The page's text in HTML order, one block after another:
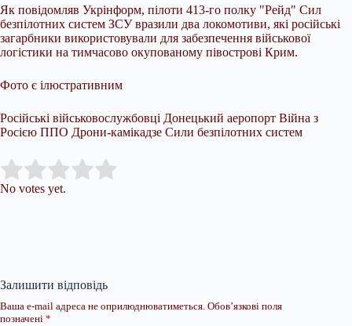
Як повідомляв Укрінформ, пілоти 413-го полку "Рейд" Сил
безпілотних систем ЗСУ вразили два локомотиви, які російські
загарбники використовували для забезпечення військової
логістики на тимчасово окупованому півострові Крим.
Фото є ілюстративним
Російські військовослужбовці Донецький аеропорт Війна з
Росією ППО Дрони-камікадзе Сили безпілотних систем
Rate this item:
No votes yet.
Залишити відповідь
Ваша e-mail адреса не оприлюднюватиметься. Обов’язкові поля
позначені *